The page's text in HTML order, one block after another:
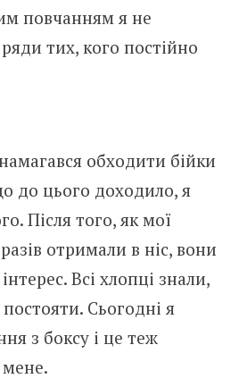
повчанням я не
тих, кого постійно
обходити бійки
до цього доходило, я
Після того, як мої
отримали в ніс, вони
Всі хлопці знали,
Сьогодні я
з боксу і це теж